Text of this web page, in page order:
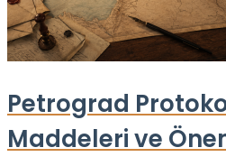
Petrograd
Maddeleri ve